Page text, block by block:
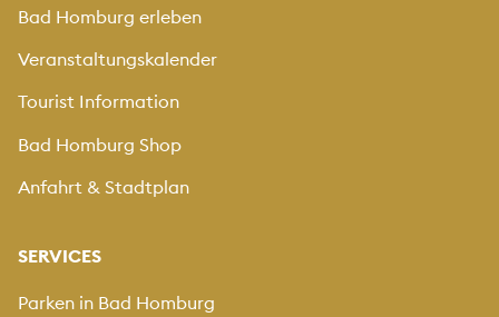
Bad Homburg erleben
Veranstaltungskalender
Tourist Information
Bad Homburg Shop
Anfahrt & Stadtplan
SERVICES
Parken in Bad Homburg